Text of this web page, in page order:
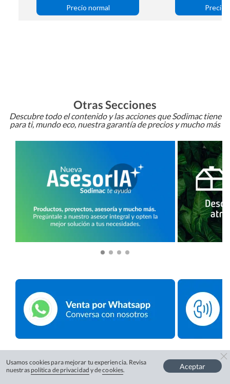
Otras Secciones
Descubre todo el contenido y las acciones que Sodimac tiene
para ti, mundo eco, nuestra garantía de precios y mucho más
Usamos cookies para mejorar tu experiencia. Revisa
nuestras política de privacidad y decookies. Aceptar